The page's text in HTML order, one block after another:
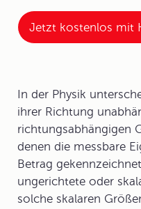
Jetzt kostenlos mit
In der Physik
ihrer Richtung
richtungsabhängigen
denen die messbare
Betrag
ungerichtete oder
solche skalaren